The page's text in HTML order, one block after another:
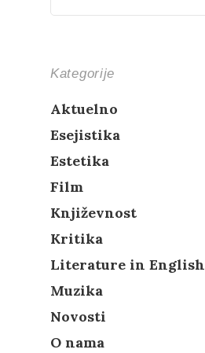
Kategorije
Aktuelno
Esejistika
Estetika
Film
Književnost
Kritika
Literature in English
Muzika
Novosti
O nama